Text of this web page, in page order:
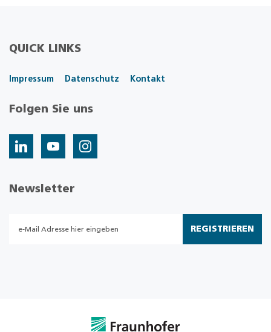
QUICK LINKS
Impressum Datenschutz Kontakt
Folgen Sie uns
Newsletter
REGISTRIEREN